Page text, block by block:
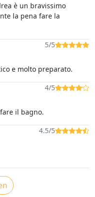
è un bravissimo
la pena fare la
5/5
e molto preparato.
4/5
il bagno.
4.5/5